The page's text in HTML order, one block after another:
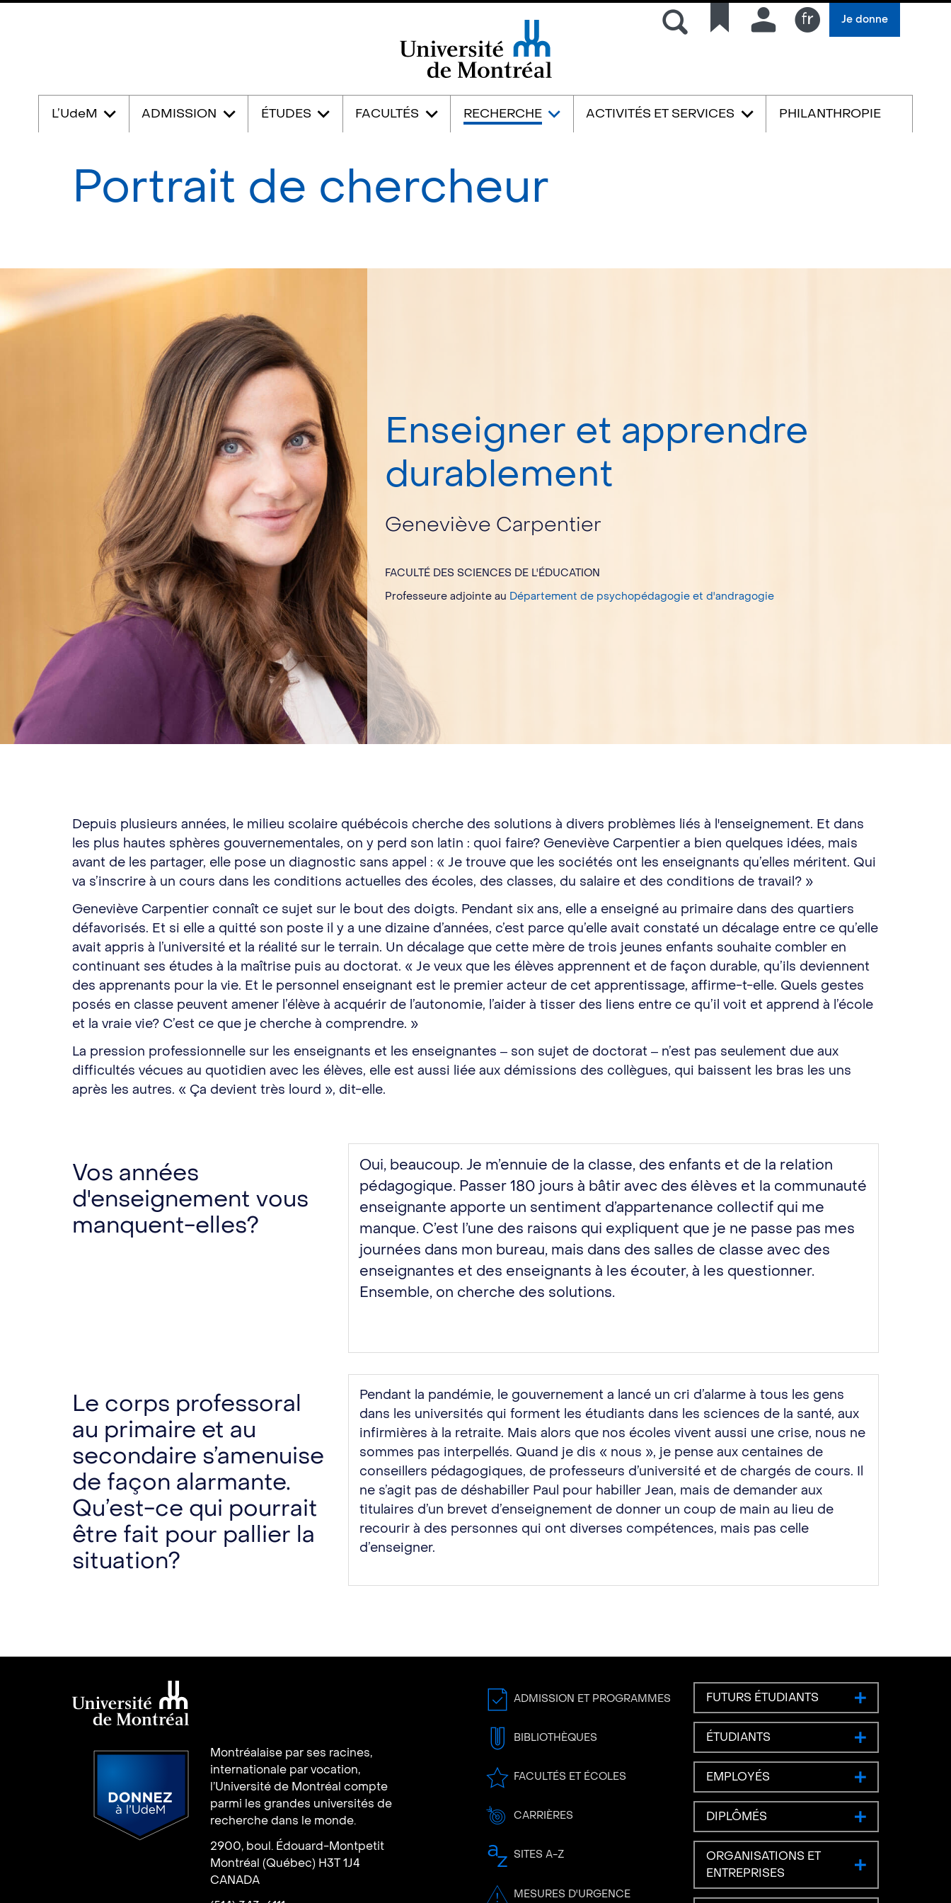
Rechercher Liens Connexion Je donne
L’UdeM ADMISSION ÉTUDES FACULTÉS RECHERCHE ACTIVITÉS ET SERVICES PHILANTHROPIE
Portrait de chercheur
Enseigner et apprendre
durablement
Geneviève Carpentier
FACULTÉ DES SCIENCES DE L'ÉDUCATION
Professeure adjointe au Département de psychopédagogie et d'andragogie
Depuis plusieurs années, le milieu scolaire québécois cherche des solutions à divers problèmes liés à l'enseignement. Et dans
les plus hautes sphères gouvernementales, on y perd son latin : quoi faire? Geneviève Carpentier a bien quelques idées, mais
avant de les partager, elle pose un diagnostic sans appel : « Je trouve que les sociétés ont les enseignants qu’elles méritent. Qui
va s’inscrire à un cours dans les conditions actuelles des écoles, des classes, du salaire et des conditions de travail? »
Geneviève Carpentier connaît ce sujet sur le bout des doigts. Pendant six ans, elle a enseigné au primaire dans des quartiers
défavorisés. Et si elle a quitté son poste il y a une dizaine d’années, c’est parce qu’elle avait constaté un décalage entre ce qu’elle
avait appris à l’université et la réalité sur le terrain. Un décalage que cette mère de trois jeunes enfants souhaite combler en
continuant ses études à la maîtrise puis au doctorat. « Je veux que les élèves apprennent et de façon durable, qu’ils deviennent
des apprenants pour la vie. Et le personnel enseignant est le premier acteur de cet apprentissage, affirme-t-elle. Quels gestes
posés en classe peuvent amener l’élève à acquérir de l’autonomie, l’aider à tisser des liens entre ce qu’il voit et apprend à l’école
et la vraie vie? C’est ce que je cherche à comprendre. »
La pression professionnelle sur les enseignants et les enseignantes ‒ son sujet de doctorat ‒ n’est pas seulement due aux
difficultés vécues au quotidien avec les élèves, elle est aussi liée aux démissions des collègues, qui baissent les bras les uns
après les autres. « Ça devient très lourd », dit-elle.
Vos années
d'enseignement vous
manquent-elles?
Oui, beaucoup. Je m’ennuie de la classe, des enfants et de la relation
pédagogique. Passer 180 jours à bâtir avec des élèves et la communauté
enseignante apporte un sentiment d’appartenance collectif qui me
manque. C’est l’une des raisons qui expliquent que je ne passe pas mes
journées dans mon bureau, mais dans des salles de classe avec des
enseignantes et des enseignants à les écouter, à les questionner.
Ensemble, on cherche des solutions.
Le corps professoral
au primaire et au
secondaire s’amenuise
de façon alarmante.
Qu’est-ce qui pourrait
être fait pour pallier la
situation?
Pendant la pandémie, le gouvernement a lancé un cri d’alarme à tous les gens
dans les universités qui forment les étudiants dans les sciences de la santé, aux
infirmières à la retraite. Mais alors que nos écoles vivent aussi une crise, nous ne
sommes pas interpellés. Quand je dis « nous », je pense aux centaines de
conseillers pédagogiques, de professeurs d’université et de chargés de cours. Il
ne s’agit pas de déshabiller Paul pour habiller Jean, mais de demander aux
titulaires d’un brevet d’enseignement de donner un coup de main au lieu de
recourir à des personnes qui ont diverses compétences, mais pas celle
d’enseigner.
FUTURS ÉTUDIANTS
ÉTUDIANTS
EMPLOYÉS
DIPLÔMÉS
ORGANISATIONS ET
ENTREPRISES
ADMISSION ET PROGRAMMES
BIBLIOTHÈQUES
FACULTÉS ET ÉCOLES
CARRIÈRES
SITES A-Z
MESURES D'URGENCE
Montréalaise par ses racines,
internationale par vocation,
l’Université de Montréal compte
parmi les grandes universités de
recherche dans le monde.
2900, boul. Édouard-Montpetit
Montréal (Québec) H3T 1J4
CANADA
Université de